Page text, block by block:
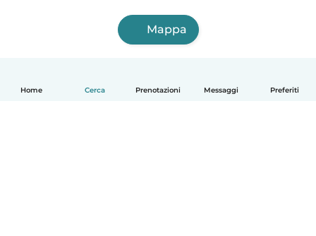
Home Cerca Prenotazioni Messaggi Preferiti
Mappa